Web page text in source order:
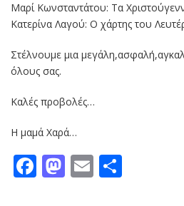
Μαρί Κωνσταντάτου: Τα
Κατερίνα Λαγού: Ο χάρτης του
Στέλνουμε μια
όλους σας.
Καλές προβολές…
Η μαμά Χαρά…
Facebook
Mastodon
Email